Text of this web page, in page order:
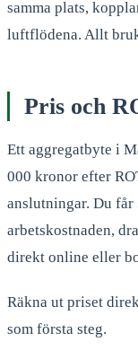
samma plats,
luftflödena. Allt
Pris och
Ett aggregatbyte i
000 kronor efter
anslutningar. Du får
arbetskostnaden,
direkt online eller
Räkna ut priset
som första steg.